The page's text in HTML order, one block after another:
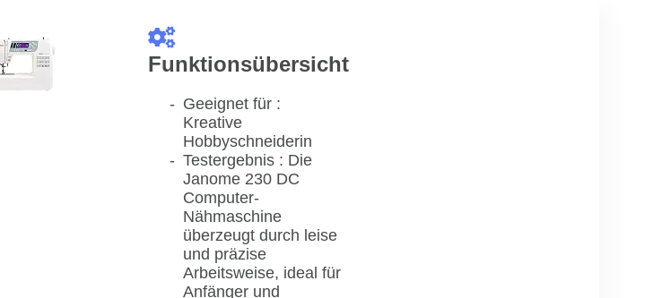
Funktionsübersicht
Geeignet für :
Kreative
Hobbyschneiderin
Testergebnis : Die
Janome 230 DC
Computer-
Nähmaschine
überzeugt durch leise
und präzise
Arbeitsweise, ideal für
Anfänger und